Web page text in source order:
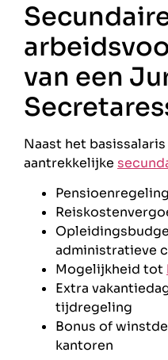
van een
Naast het basissalaris
aantrekkelijke
Pensioenregeling
administratieve
Mogelijkheid tot
Extra
tijdregeling
Bonus of
kantoren